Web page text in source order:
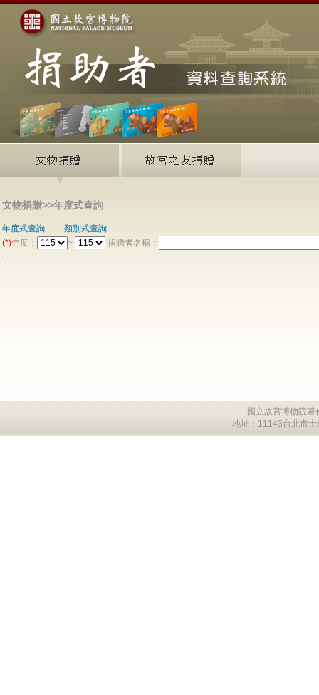
文物捐贈>>年度式查詢
年度式查詢
類別式查詢
(*)年度： ~ 捐贈者名稱：
國立故宮博物院
地址：11143台北市